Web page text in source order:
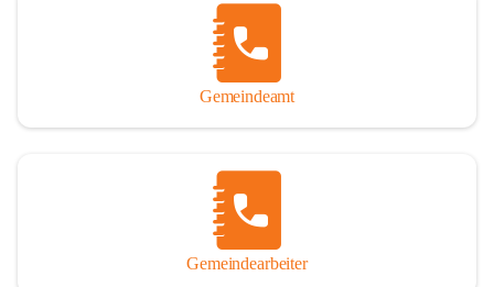
Ausführlichkeit behandelt erscheinen, oder auch der eine oder
andere Fehler unterlief. Die Autoren haben nach ihren
individuellen Möglichkeiten mit bestem Wissen und Gewissen
Andreas Rohatsch wurde auf das System der Fußnoten verzichtet.
Wo eine genaue Quellenangabe sinnvoll und notwendig erschien,
sind die entsprechenden Quellenhinweise in den fließenden Text
eingearbeitet. Der leichteren Lesbarkeit halber ist auch von einer
streng gendergerechten Ausdrucksform Abstand genommen
Gemeindeamt
Gemeindearbeiter